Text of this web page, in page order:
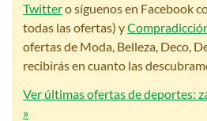
Twittero síguenos en Facebook
todas las ofertas) y
ofertas de Moda, Belleza, Deco,
recibirás en cuanto las
Ver últimas ofertas de deportes:
»